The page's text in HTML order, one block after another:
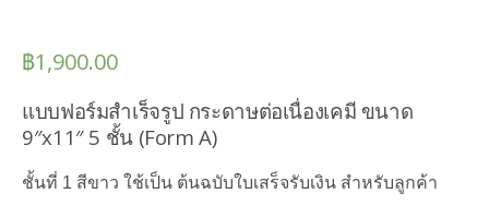
฿1,900.00
แบบฟอร์มสำเร็จรูป กระดาษต่อเนื่องเคมี ขนาด
9″x11″ 5 ชั้น (Form A)
ชั้นที่ 1 สีขาว ใช้เป็น ต้นฉบับใบเสร็จรับเงิน สำหรับลูกค้า